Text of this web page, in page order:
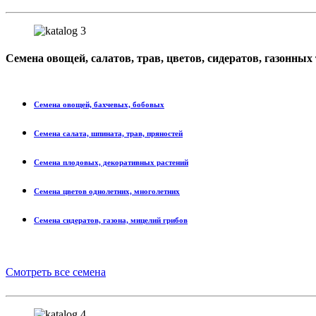
Семена овощей, салатов, трав, цветов, сидератов, газонных
Семена овощей, бахчевых, бобовых
Семена салата, шпината, трав, пряностей
Семена плодовых, декоративных растений
Семена цветов однолетних, многолетних
Семена сидератов, газона, мицелий грибов
Смотреть все семена